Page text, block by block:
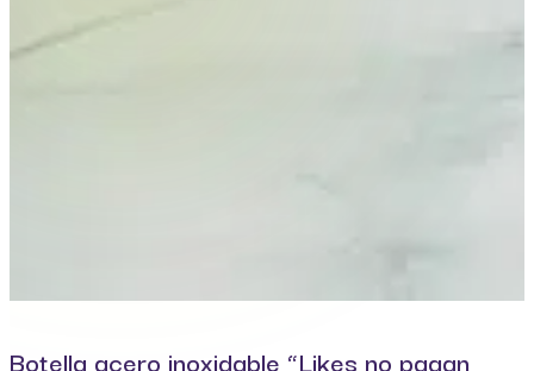
Botella acero inoxidable “Likes no pagan